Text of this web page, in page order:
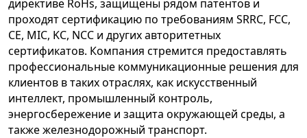
директиве RoHs, защищены рядом патентов и
проходят сертификацию по требованиям SRRC, FCC,
CE, MIC, KC, NCC и других авторитетных
сертификатов. Компания стремится предоставлять
профессиональные коммуникационные решения для
клиентов в таких отраслях, как искусственный
интеллект, промышленный контроль,
энергосбережение и защита окружающей среды, а
также железнодорожный транспорт.